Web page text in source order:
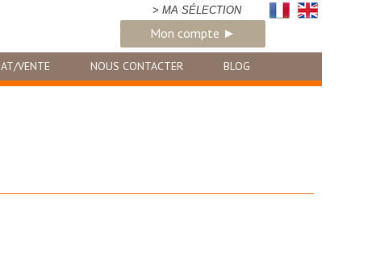
> MA SÉLECTION
Mon compte ►
VENTE NOUS CONTACTER BLOG